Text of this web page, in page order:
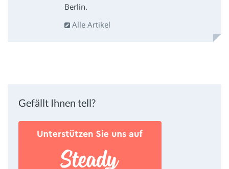
Berlin.
Alle Artikel
Gefällt Ihnen tell?